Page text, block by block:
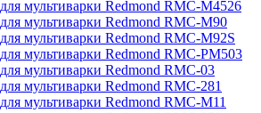
мультиварки Redmond RMC-M4526
мультиварки Redmond RMC-M90
мультиварки Redmond RMC-M92S
мультиварки Redmond RMC-PM503
мультиварки Redmond RMC-03
мультиварки Redmond RMC-281
мультиварки Redmond RMC-M11